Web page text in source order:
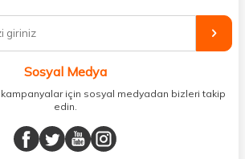
ve sağlık ürünleriyle güzelliğinizi tamamlayabilir,
için güvenilir takviye edici gıdalara
ürünü uygun fiyat ve hızlı kargo avantajıyla
alışveriş deneyiminizi en iyi hale getiriyoruz.
için aradığınız her şey burada!
Sosyal Medya
için sosyal medyadan bizleri takip
edin.